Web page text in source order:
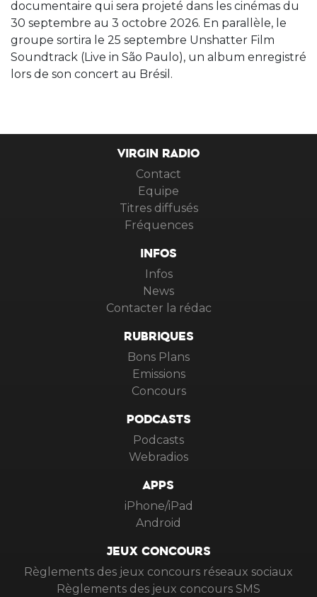
documentaire qui sera projeté dans les cinémas du
30 septembre au 3 octobre 2026. En parallèle, le
groupe sortira le 25 septembre Unshatter Film
Soundtrack (Live in São Paulo), un album enregistré
lors de son concert au Brésil.
VIRGIN RADIO
Contact
Equipe
Titres diffusés
Fréquences
INFOS
Infos
News
Contacter la rédac
RUBRIQUES
Bons Plans
Emissions
Concours
PODCASTS
Podcasts
Webradios
APPS
iPhone/iPad
Android
JEUX CONCOURS
Règlements des jeux concours réseaux sociaux
Règlements des jeux concours SMS